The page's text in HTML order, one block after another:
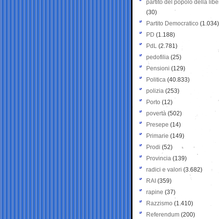
partito del popolo della
(30)
Partito Democratico (1.034)
PD (1.188)
PdL (2.781)
pedofilia (25)
Pensioni (129)
Politica (40.833)
polizia (253)
Porto (12)
povertà (502)
Presepe (14)
Primarie (149)
Prodi (52)
Provincia (139)
radici e valori (3.682)
RAI (359)
rapine (37)
Razzismo (1.410)
Referendum (200)